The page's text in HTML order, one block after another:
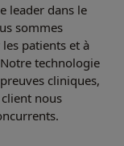
leader dans le
sommes
patients et à
technologie
cliniques,
nous